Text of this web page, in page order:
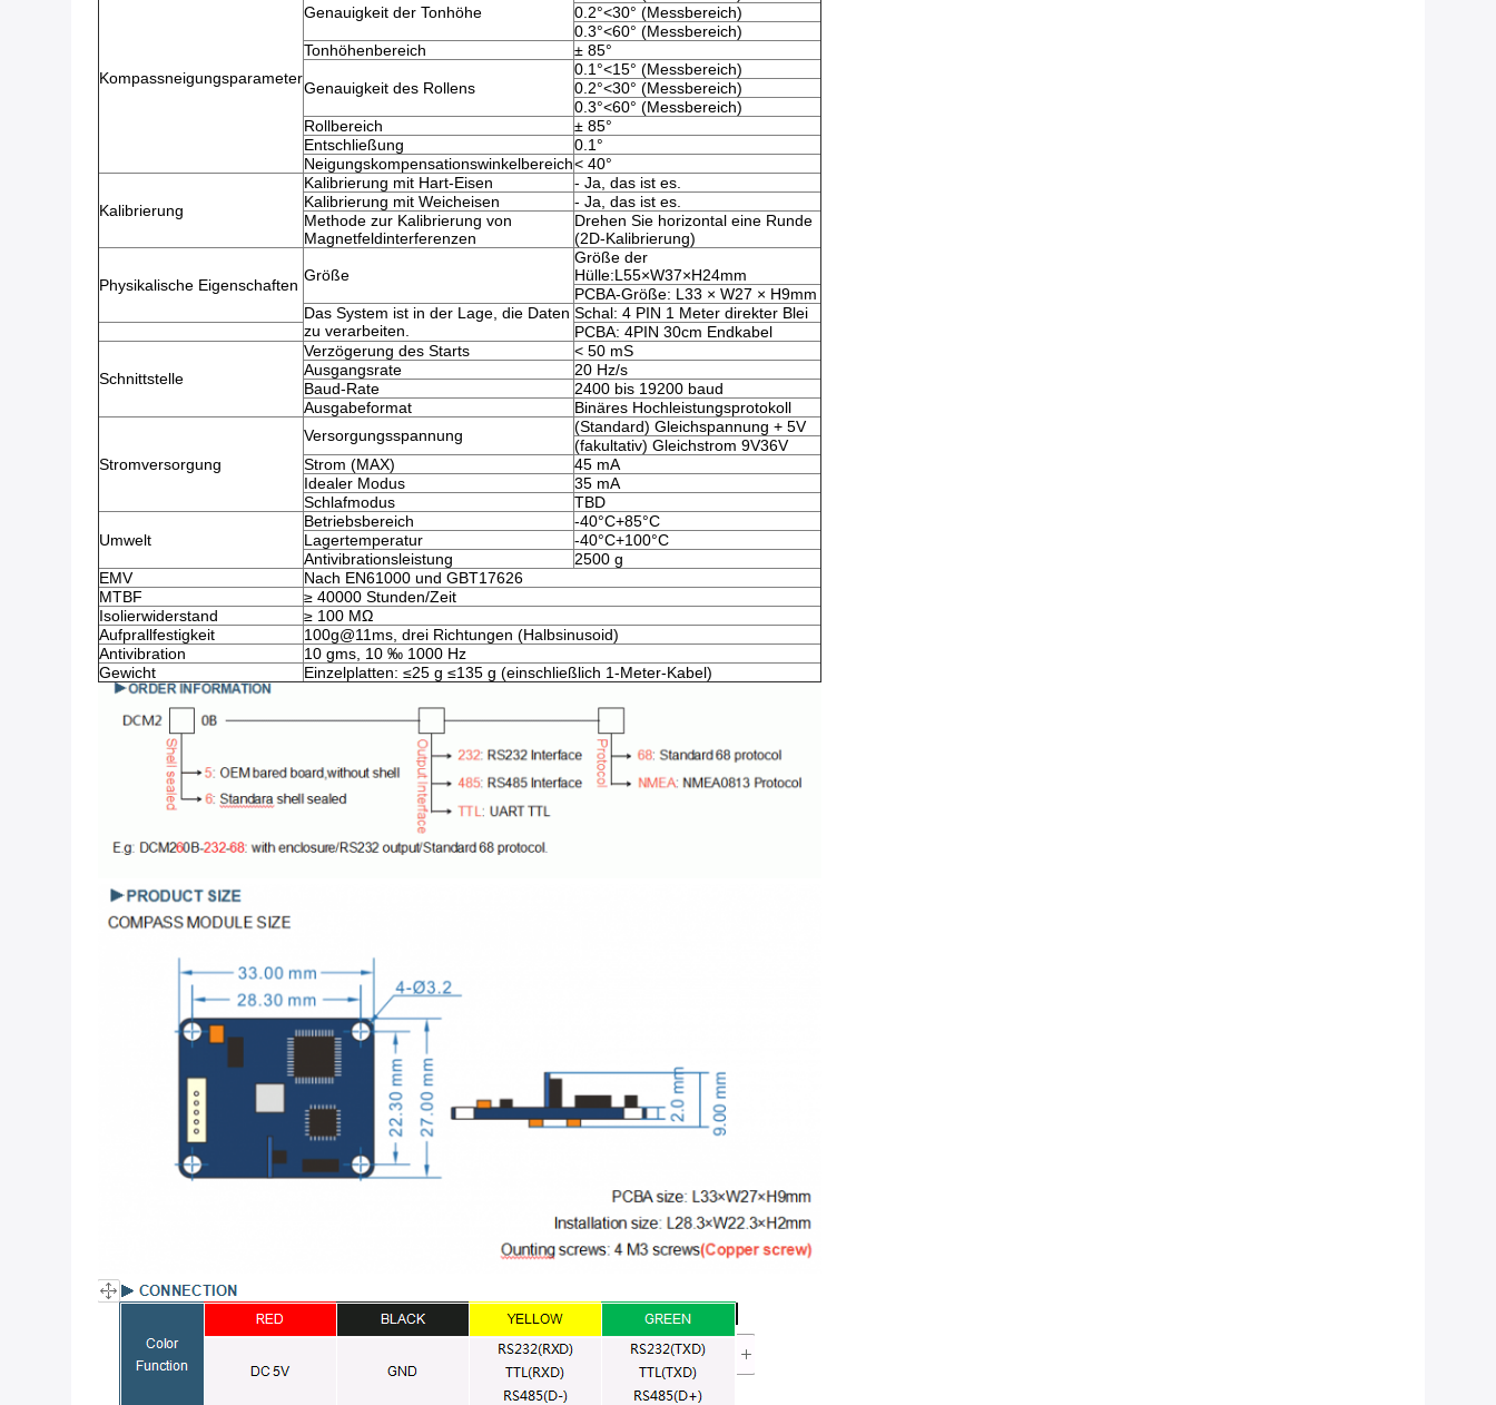
Kompassneigungsparameter
Genauigkeit der Tonhöhe
0.2°<30° (Messbereich)
0.3°<60° (Messbereich)
Tonhöhenbereich
± 85°
Genauigkeit des Rollens
0.1°<15° (Messbereich)
0.2°<30° (Messbereich)
0.3°<60° (Messbereich)
Rollbereich
± 85°
Entschließung
0.1°
Neigungskompensationswinkelbereich< 40°
Kalibrierung
Kalibrierung mit Hart-Eisen
- Ja, das ist es.
Kalibrierung mit Weicheisen
- Ja, das ist es.
Methode zur Kalibrierung von
Magnetfeldinterferenzen
Drehen Sie horizontal eine Runde
(2D-Kalibrierung)
Physikalische Eigenschaften
Größe
Größe der
Hülle:L55×W37×H24mm
PCBA-Größe: L33 × W27 × H9mm
Das System ist in der Lage, die Daten
zu verarbeiten.
Schal: 4 PIN 1 Meter direkter Blei
PCBA: 4PIN 30cm Endkabel
Schnittstelle
Verzögerung des Starts
< 50 mS
Ausgangsrate
20 Hz/s
Baud-Rate
2400 bis 19200 baud
Ausgabeformat
Binäres Hochleistungsprotokoll
Stromversorgung
Versorgungsspannung
(Standard) Gleichspannung + 5V
(fakultativ) Gleichstrom 9V36V
Strom (MAX)
45 mA
Idealer Modus
35 mA
Schlafmodus
TBD
Umwelt
Betriebsbereich
-40°C+85°C
Lagertemperatur
-40°C+100°C
Antivibrationsleistung
2500 g
EMV
Nach EN61000 und GBT17626
MTBF
≥ 40000 Stunden/Zeit
Isolierwiderstand
≥ 100 MΩ
Aufprallfestigkeit
100g@11ms, drei Richtungen (Halbsinusoid)
Antivibration
10 gms, 10 ‰ 1000 Hz
Gewicht
Einzelplatten: ≤25 g ≤135 g (einschließlich 1-Meter-Kabel)